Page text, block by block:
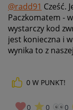
@radd91 Cześć.
Paczkomatem -
wystarczy kod
jest konieczna i
wynika to z
0 W PUNKT!
0 0 0